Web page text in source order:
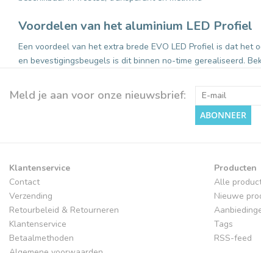
Voordelen van het aluminium LED Profiel
Een voordeel van het extra brede EVO LED Profiel is dat
en bevestigingsbeugels is dit binnen no-time gerealiseerd.
Meld je aan voor onze nieuwsbrief:
ABONNEER
Klantenservice
Contact
Verzending
Retourbeleid & Retourneren
Klantenservice
Betaalmethoden
Producten
Alle
Nieuwe
Tags
RSS-feed